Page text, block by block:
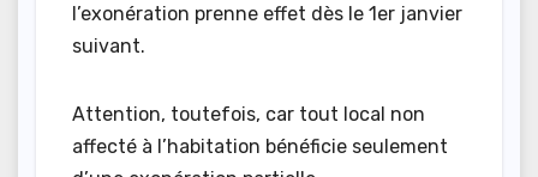
l’exonération prenne effet dès le 1er janvier
suivant.
Attention, toutefois, car tout local non
affecté à l’habitation bénéficie seulement